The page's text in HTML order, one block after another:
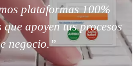
plataformas 100%
apoyen tus procesos
negocio.”